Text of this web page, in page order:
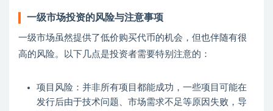
一级市场投资的风险与注意事项
一级市场虽然提供了低价购买代币的机会，但也伴随有很
高的风险。以下几点是投资者需要特别注意的：
项目风险：并非所有项目都能成功，一些项目可能在
发行后由于技术问题、市场需求不足等原因失败，导